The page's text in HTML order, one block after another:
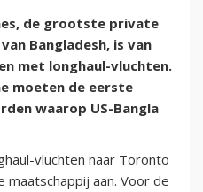
de grootste private
Bangladesh, is van
met longhaul-vluchten.
moeten de eerste
waarop US-Bangla
vluchten naar Toronto
maatschappij aan. Voor de